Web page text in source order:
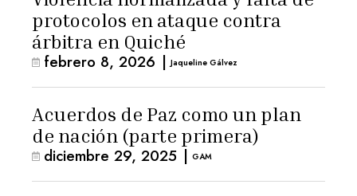
protocolos en ataque contra
árbitra en Quiché
febrero 8, 2026 | Jaqueline Gálvez
Acuerdos de Paz como un plan
de nación (parte primera)
diciembre 29, 2025 | GAM